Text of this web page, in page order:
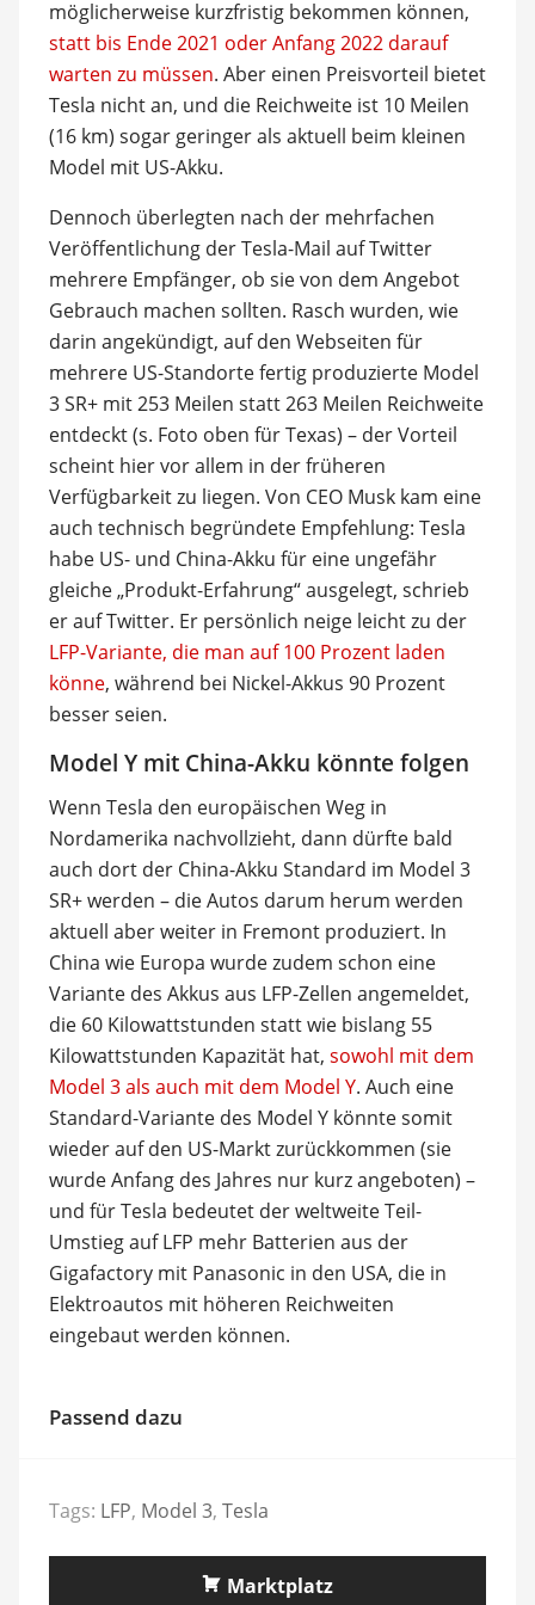
möglicherweise kurzfristig bekommen können,
statt bis Ende 2021 oder Anfang 2022 darauf
warten zu müssen. Aber einen Preisvorteil bietet
Tesla nicht an, und die Reichweite ist 10 Meilen
(16 km) sogar geringer als aktuell beim kleinen
Model mit US-Akku.
Dennoch überlegten nach der mehrfachen
Veröffentlichung der Tesla-Mail auf Twitter
mehrere Empfänger, ob sie von dem Angebot
Gebrauch machen sollten. Rasch wurden, wie
darin angekündigt, auf den Webseiten für
mehrere US-Standorte fertig produzierte Model
3 SR+ mit 253 Meilen statt 263 Meilen Reichweite
entdeckt (s. Foto oben für Texas) – der Vorteil
scheint hier vor allem in der früheren
Verfügbarkeit zu liegen. Von CEO Musk kam eine
auch technisch begründete Empfehlung: Tesla
habe US- und China-Akku für eine ungefähr
gleiche „Produkt-Erfahrung“ ausgelegt, schrieb
er auf Twitter. Er persönlich neige leicht zu der
LFP-Variante, die man auf 100 Prozent laden
könne, während bei Nickel-Akkus 90 Prozent
besser seien.
Model Y mit China-Akku könnte folgen
Wenn Tesla den europäischen Weg in
Nordamerika nachvollzieht, dann dürfte bald
auch dort der China-Akku Standard im Model 3
SR+ werden – die Autos darum herum werden
aktuell aber weiter in Fremont produziert. In
China wie Europa wurde zudem schon eine
Variante des Akkus aus LFP-Zellen angemeldet,
die 60 Kilowattstunden statt wie bislang 55
Kilowattstunden Kapazität hat, sowohl mit dem
Model 3 als auch mit dem Model Y. Auch eine
Standard-Variante des Model Y könnte somit
wieder auf den US-Markt zurückkommen (sie
wurde Anfang des Jahres nur kurz angeboten) –
und für Tesla bedeutet der weltweite Teil-
Umstieg auf LFP mehr Batterien aus der
Gigafactory mit Panasonic in den USA, die in
Elektroautos mit höheren Reichweiten
eingebaut werden können.
Passend dazu
Tags: LFP, Model 3, Tesla
Marktplatz